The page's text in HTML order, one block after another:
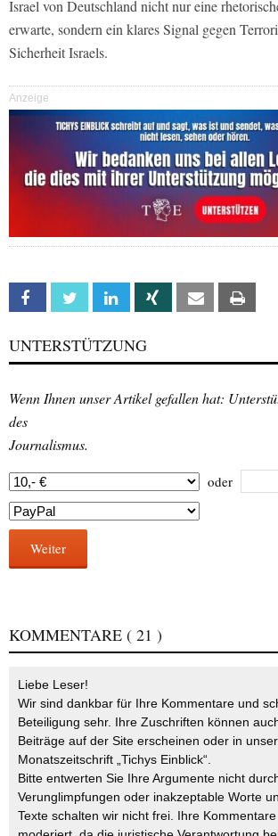
Israel von Deutschland nicht nur eine
erwarte, sondern ein klares Signal gegen
Sicherheit Israels.
Anzeige
Facebook Twitter Linkedin Xing Email
UNTERSTÜTZUNG
Wenn Ihnen unser Artikel gefallen hat:
des
Journalismus.
oder
Weiter
KOMMENTARE ( 21 )
Liebe Leser!
Wir sind dankbar für Ihre Kommentare und
Beteiligung sehr. Ihre Zuschriften können
Beiträge auf der Site erscheinen oder in
Monatszeitschrift „Tichys Einblick“.
Bitte entwerten Sie Ihre Argumente nicht
Verunglimpfungen oder inakzeptable Worte
Texte schalten wir nicht frei. Ihre